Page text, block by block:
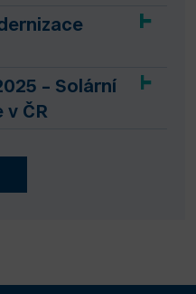
– Solární
v ČR